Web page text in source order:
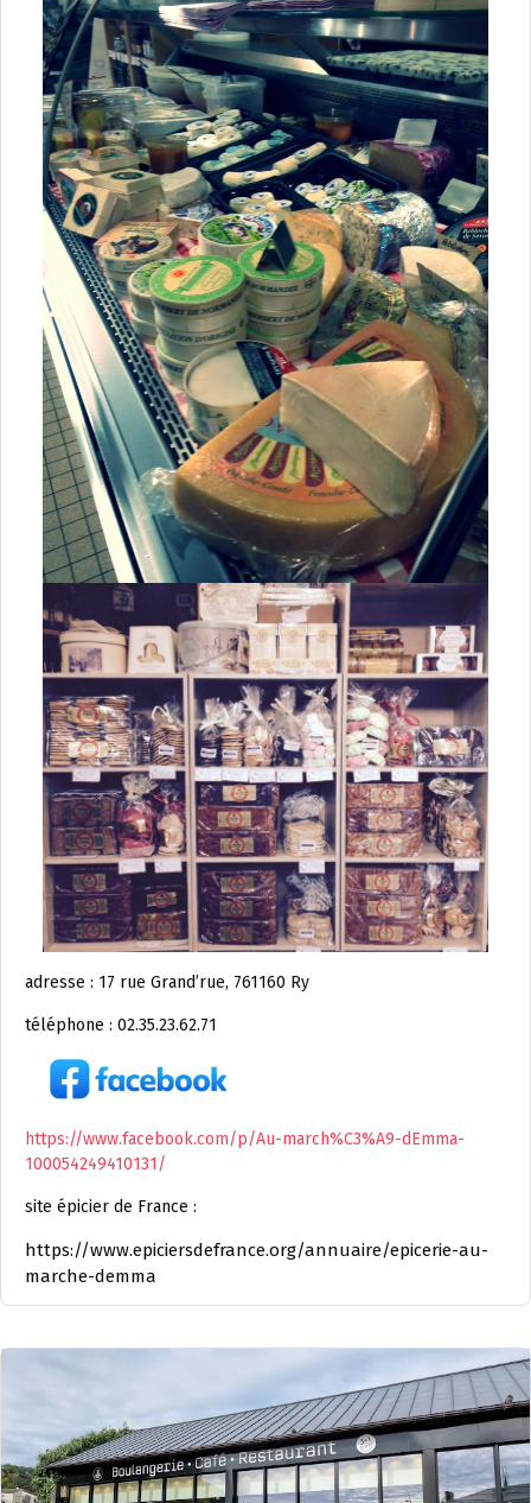
adresse : 17 rue Grand’rue, 761160 Ry
téléphone : 02.35.23.62.71
https://www.facebook.com/p/Au-march%C3%A9-dEmma-
100054249410131/
site épicier de France :
https://www.epiciersdefrance.org/annuaire/epicerie-au-
marche-demma